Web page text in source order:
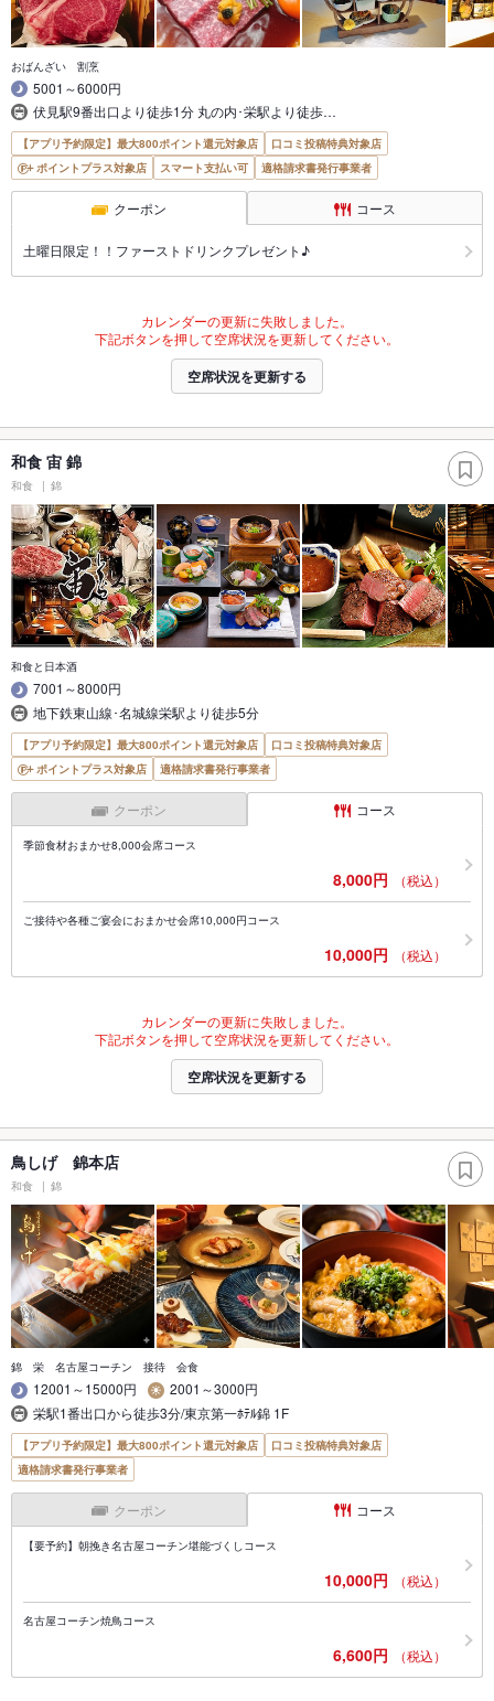
おばんざい 割烹
5001～6000円
伏見駅9番出口より徒歩1分 丸の内･栄駅より徒歩…
【アプリ予約限定】最大800ポイント還元対象店
口コミ投稿特典対象店
ポイントプラス対象店
スマート支払い可 適格請求書発行事業者
クーポン コース
土曜日限定！！ファーストドリンクプレゼント♪
カレンダーの更新に失敗しました。
下記ボタンを押して空席状況を更新してください。
空席状況を更新する
和食 宙 錦
和食 錦
和食と日本酒
7001～8000円
地下鉄東山線･名城線栄駅より徒歩5分
【アプリ予約限定】最大800ポイント還元対象店
口コミ投稿特典対象店
ポイントプラス対象店
適格請求書発行事業者
クーポン コース
季節食材おまかせ8,000会席コース
8,000円 （税込）
ご接待や各種ご宴会におまかせ会席10,000円コース
10,000円 （税込）
カレンダーの更新に失敗しました。
下記ボタンを押して空席状況を更新してください。
空席状況を更新する
鳥しげ 錦本店
和食 錦
錦 栄 名古屋コーチン 接待 会食
12001～15000円
2001～3000円
栄駅1番出口から徒歩3分/東京第一ﾎﾃﾙ錦 1F
【アプリ予約限定】最大800ポイント還元対象店
口コミ投稿特典対象店
適格請求書発行事業者
クーポン コース
【要予約】朝挽き名古屋コーチン堪能づくしコース
10,000円 （税込）
名古屋コーチン焼鳥コース
6,600円 （税込）